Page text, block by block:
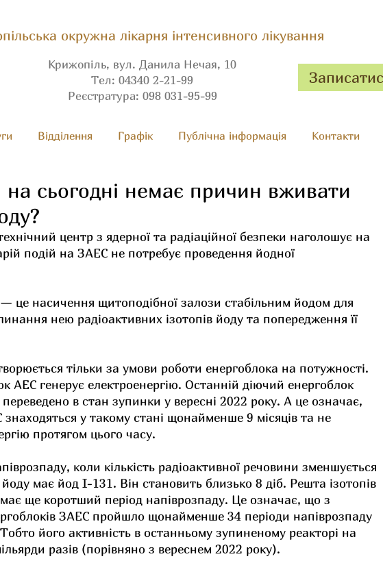
окружна лікарня інтенсивного лікування
Крижопіль, вул. Данила Нечая, 10
Тел: 04340 2-21-99
Реєстратура: 098 031-95-99
Вiдділення Графік Публічна інформація Контакти
сьогодні немає причин вживати
центр з ядерної та радіаційної безпеки наголошує на
подій на ЗАЕС не потребує проведення йодної
це насичення щитоподібної залози стабільним йодом для
нею радіоактивних ізотопів йоду та попередження її
тільки за умови роботи енергоблока на потужності.
АЕС генерує електроенергію. Останній діючий енергоблок
в стан зупинки у вересні 2022 року. А це означає,
у такому стані щонайменше 9 місяців та не
протягом цього часу.
коли кількість радіоактивної речовини зменшується
йоду має йод I-131. Він становить близько 8 діб. Решта ізотопів
ще коротший період напіврозпаду. Це означає, що з
ЗАЕС пройшло щонайменше 34 періоди напіврозпаду
його активність в останньому зупиненому реакторі на
разів (порівняно з вереснем 2022 року).